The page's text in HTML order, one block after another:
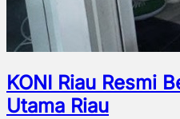
KONI Riau Resmi
Utama Riau